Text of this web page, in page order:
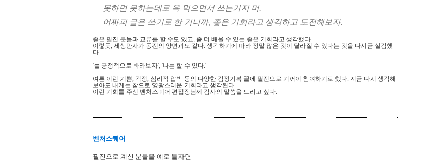
못하면 못하는데로 욕 먹으면서 쓰는거지 머.
어짜피 글은 쓰기로 한 거니까, 좋은 기회라고 생각하고 도전해보자.
좋은 필진 분들과 교류를 할 수도 있고, 좀 더 배울 수 있는 좋은 기회라고 생각했다.
이렇듯, 세상만사가 동전의 양면과도 같다. 생각하기에 따라 정말 많은 것이 달라질 수 있다는 것을 다시금 실감했
다.
'늘 긍정적으로 바라보자', '나는 할 수 있다.'
여튼 이런 기쁨, 걱정, 심리적 압박 등의 다양한 감정기복 끝에 필진으로 기꺼이 참여하기로 했다. 지금 다시 생각해
보아도 내게는 참으로 영광스러운 기회라고 생각된다.
이런 기회를 주신 벤처스퀘어 편집장님께 감사의 말씀을 드리고 싶다.
벤처스퀘어
필진 으로 계신 분들을 예로 들자면